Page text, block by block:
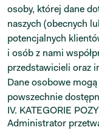
osoby, której dane
naszych (obecnych
potencjalnych
i osób z nami
przedstawicieli oraz
Dane osobowe
powszechnie
IV. KATEGORIE
Administrator